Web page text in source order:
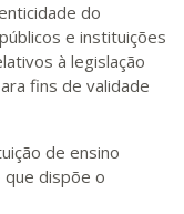
do
e instituições
à legislação
fins de validade
de ensino
que dispõe o